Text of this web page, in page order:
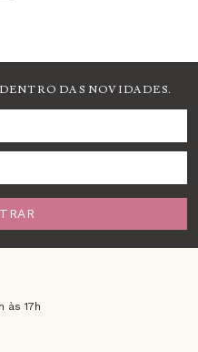
DAS NOVIDADES.
às 17h